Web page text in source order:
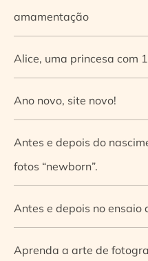
amamentação
Alice, uma princesa com
Ano novo, site novo!
Antes e depois do
fotos “newborn”.
Antes e depois no ensaio
Aprenda a arte de